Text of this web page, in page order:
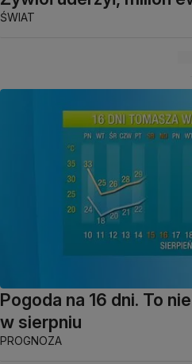
ŚWIAT
Pogoda na 16 dni. To
w sierpniu
PROGNOZA